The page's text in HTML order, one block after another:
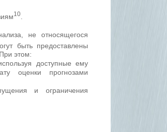
10
не относящегося
быть предоставлены
этом:
доступные ему
оценки прогнозами
и ограничения